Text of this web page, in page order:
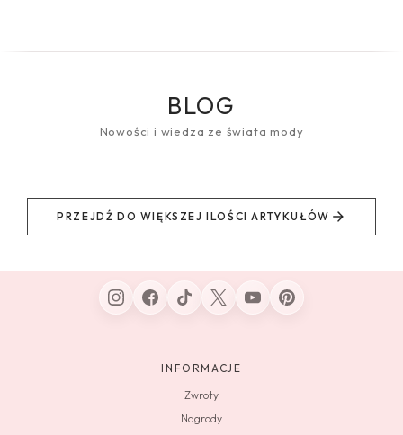
BLOG
Nowości i wiedza ze świata mody
PRZEJDŹ DO WIĘKSZEJ ILOŚCI ARTYKUŁÓW
INFORMACJE
Zwroty
Nagrody